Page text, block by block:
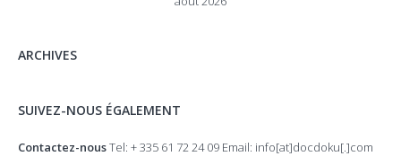
ARCHIVES
SUIVEZ-NOUS ÉGALEMENT
Contactez-nousTel: + 335 61 72 24 09 Email: info[at]docdoku[.]com